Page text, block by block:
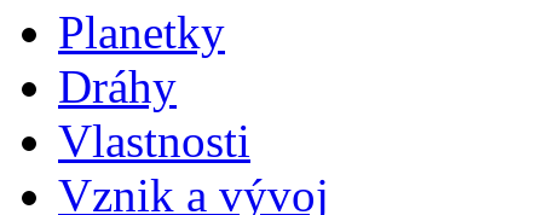
Planetky
Dráhy
Vlastnosti
Vznik a vývoj